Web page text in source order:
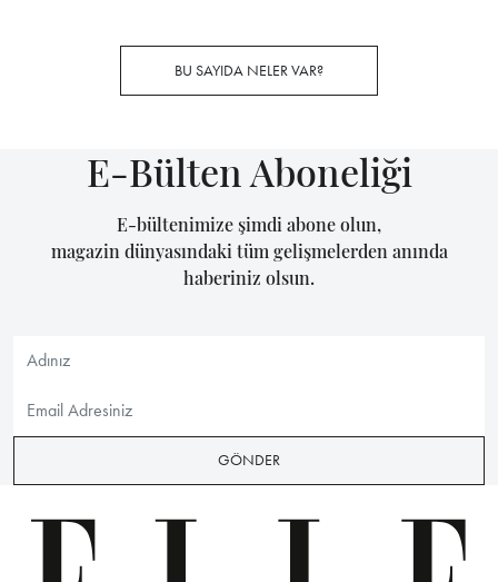
BU SAYIDA NELER VAR?
E-Bülten Aboneliği
E-bültenimize şimdi abone olun,
magazin dünyasındaki tüm gelişmelerden anında
haberiniz olsun.
GÖNDER